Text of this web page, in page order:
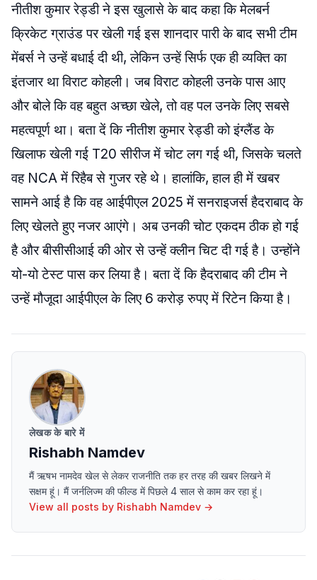
नीतीश कुमार रेड्डी ने इस खुलासे के बाद कहा कि मेलबर्न
क्रिकेट ग्राउंड पर खेली गई इस शानदार पारी के बाद सभी टीम
मेंबर्स ने उन्हें बधाई दी थी, लेकिन उन्हें सिर्फ एक ही व्यक्ति का
इंतजार था विराट कोहली। जब विराट कोहली उनके पास आए
और बोले कि वह बहुत अच्छा खेले, तो वह पल उनके लिए सबसे
महत्वपूर्ण था। बता दें कि नीतीश कुमार रेड्डी को इंग्लैंड के
खिलाफ खेली गई T20 सीरीज में चोट लग गई थी, जिसके चलते
वह NCA में रिहैब से गुजर रहे थे। हालांकि, हाल ही में खबर
सामने आई है कि वह आईपीएल 2025 में सनराइजर्स हैदराबाद के
लिए खेलते हुए नजर आएंगे। अब उनकी चोट एकदम ठीक हो गई
है और बीसीसीआई की ओर से उन्हें क्लीन चिट दी गई है। उन्होंने
यो-यो टेस्ट पास कर लिया है। बता दें कि हैदराबाद की टीम ने
उन्हें मौजूदा आईपीएल के लिए 6 करोड़ रुपए में रिटेन किया है।
लेखक के बारे में
Rishabh Namdev
मैं ऋषभ नामदेव खेल से लेकर राजनीति तक हर तरह की खबर लिखने में
सक्षम हूं। मैं जर्नलिज्म की फील्ड में पिछले 4 साल से काम कर रहा हूं।
View all posts by Rishabh Namdev →